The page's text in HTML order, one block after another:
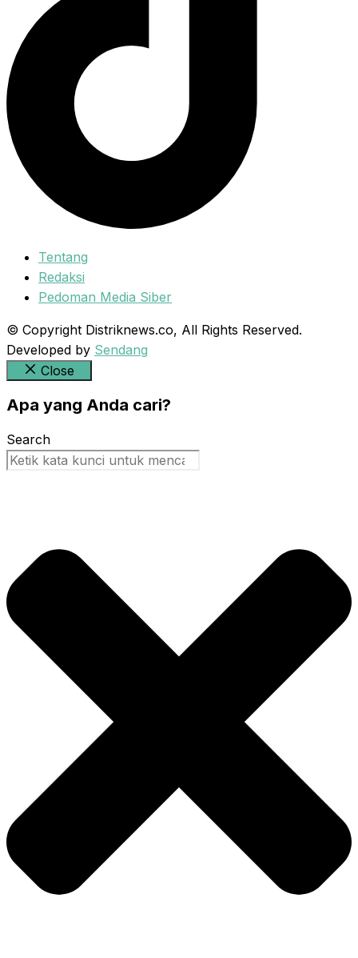
Tentang
Redaksi
Pedoman Media Siber
© Copyright Distriknews.co, All Rights Reserved.
Developed by Sendang
Close
Apa yang Anda cari?
Search